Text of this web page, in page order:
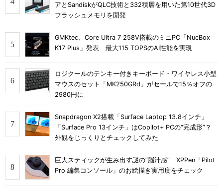
アとSandiskがQLC技術と332積層を用いた第10世代3D
フラッシュメモリを開発
GMKtec、Core Ultra 7 258V搭載のミニPC「NucBox
K17 Plus」発表 最大115 TOPSのAI性能を実現
ロジクールのテンキー付きキーボード・ワイヤレス小型
マウスのセット「MK250GRd」がセールで15％オフの
2980円に
Snapdragon X2搭載「Surface Laptop 13.8インチ」
「Surface Pro 13インチ」はCopilot+ PCの“完成形”？
外観をじっくりとチェックしてみた
巨大スティックが生み出す謎の“脳汁感” XPPen「Pilot
Pro 編集コンソール」のお絵描き実用度をチェック